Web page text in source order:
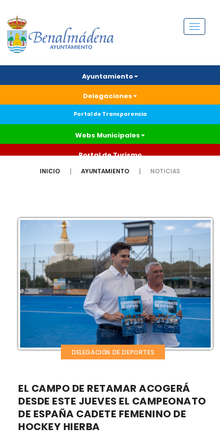
Menú
Ayuntamiento
Delegaciones
Portal de Transparencia
Webs Municipales
Portal de Turismo
INICIO AYUNTAMIENTO NOTICIAS
DELEGACIÓN DE DEPORTES
EL CAMPO DE RETAMAR ACOGERÁ
DESDE ESTE JUEVES EL CAMPEONATO
DE ESPAÑA CADETE FEMENINO DE
HOCKEY HIERBA